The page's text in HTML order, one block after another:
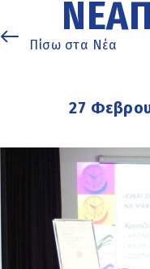
Πίσω στα Νέα
27